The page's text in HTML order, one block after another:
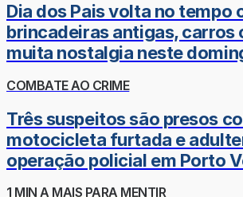
Dia dos Pais volta no tempo
brincadeiras antigas, carros
muita nostalgia neste
COMBATE AO CRIME
Três suspeitos são presos
motocicleta furtada e
operação policial em Porto
1 MIN A MAIS PARA MENTIR